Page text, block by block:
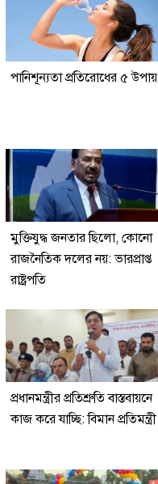
পানিশূন্যতা প্রতিরোধের ৫ উপায়
মুক্তিযুদ্ধ জনতার ছিলো, কোনো
রাজনৈতিক দলের নয়: ভারপ্রাপ্ত
রাষ্ট্রপতি
প্রধানমন্ত্রীর প্রতিশ্রুতি বাস্তবায়নে
কাজ করে যাচ্ছি: বিমান প্রতিমন্ত্রী